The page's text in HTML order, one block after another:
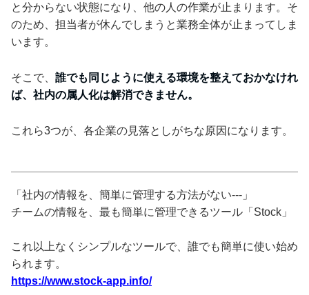
と分からない状態になり、他の人の作業が止まります。そ
のため、担当者が休んでしまうと業務全体が止まってしま
います。
そこで、 誰でも同じように使える環境を整えておかなけれ
ば、社内の属人化は解消できません。
これら3つが、各企業の見落としがちな原因になります。
「社内の情報を、簡単に管理する方法がない---」
チームの情報を、最も簡単に管理できるツール「Stock」
これ以上なくシンプルなツールで、誰でも簡単に使い始め
られます。
https://www.stock-app.info/